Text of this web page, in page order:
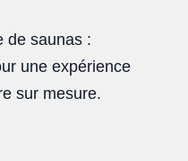
de saunas :
une expérience
sur mesure.